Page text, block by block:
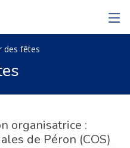
des fêtes
organisatrice :
de Péron (COS)